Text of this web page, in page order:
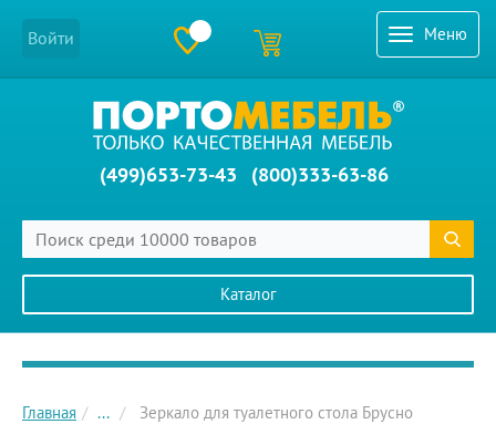
Меню
Войти
(499)653-73-43 (800)333-63-86
Каталог
Главное меню сайта
Главная ... Зеркало для туалетного стола Брусно